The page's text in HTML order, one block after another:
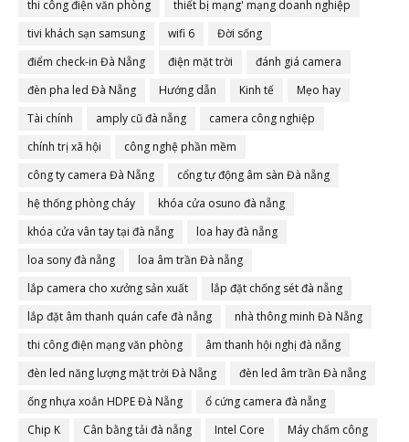
thi công điện văn phòng
thiết bị mạng' mạng doanh nghiệp
tivi khách sạn samsung
wifi 6
Đời sống
điểm check-in Đà Nẵng
điện mặt trời
đánh giá camera
đèn pha led Đà Nẵng
Hướng dẫn Kinh tế
Mẹo hay
Tài chính
amply cũ đà nẵng
camera công nghiệp
chính trị xã hội
công nghệ phần mềm
công ty camera Đà Nẵng
cổng tự động âm sàn Đà nẵng
hệ thống phòng cháy
khóa cửa osuno đà nẵng
khóa cửa vân tay tại đà nẵng
loa hay đà nẵng
loa sony đà nẵng
loa âm trần Đà nẵng
lắp camera cho xưởng sản xuất
lắp đặt chống sét đà nẵng
lắp đặt âm thanh quán cafe đà nẵng
nhà thông minh Đà Nẵng
thi công điện mạng văn phòng
âm thanh hội nghị đà nẵng
đèn led năng lượng mặt trời Đà Nẵng
đèn led âm trần Đà nẵng
ống nhựa xoắn HDPE Đà Nẵng
ổ cứng camera đà nẵng
Chip K
Cân bằng tải đà nẵng Intel Core
Máy chấm công